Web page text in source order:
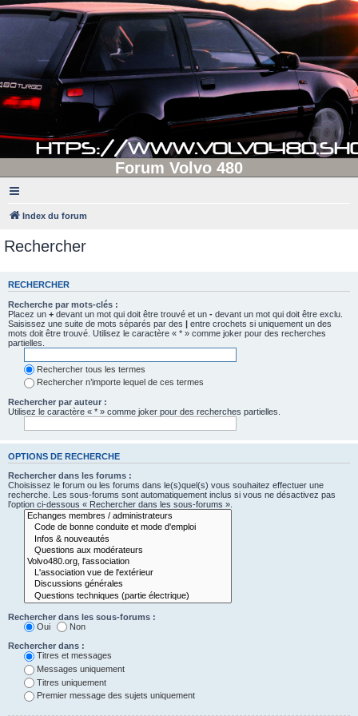
Forum Volvo 480
Index du forum
Rechercher
RECHERCHER
Recherche par mots-clés :
Placez un + devant un mot qui doit être trouvé et un - devant un mot qui doit être exclu.
Saisissez une suite de mots séparés par des | entre crochets si uniquement un des
mots doit être trouvé. Utilisez le caractère « * » comme joker pour des recherches
partielles.
Rechercher tous les termes
Rechercher n’importe lequel de ces termes
Rechercher par auteur :
Utilisez le caractère « * » comme joker pour des recherches partielles.
OPTIONS DE RECHERCHE
Rechercher dans les forums :
Choisissez le forum ou les forums dans le(s)quel(s) vous souhaitez effectuer une
recherche. Les sous-forums sont automatiquement inclus si vous ne désactivez pas
l’option ci-dessous « Rechercher dans les sous-forums ».
Rechercher dans les sous-forums :
Oui
Non
Rechercher dans :
Titres et messages
Messages uniquement
Titres uniquement
Premier message des sujets uniquement